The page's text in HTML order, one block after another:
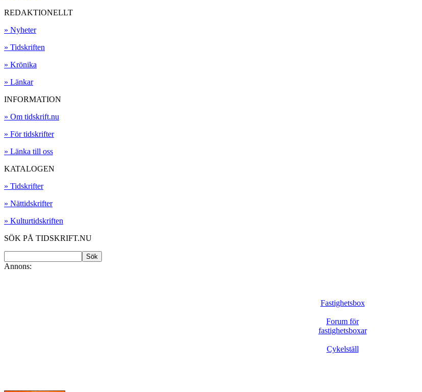
REDAKTIONELLT
» Nyheter
» Tidskriften
» Krönika
» Länkar
INFORMATION
» Om tidskrift.nu
» För tidskrifter
» Länka till oss
KATALOGEN
» Tidskrifter
» Nättidskrifter
» Kulturtidskriften
SÖK PÅ TIDSKRIFT.NU
Annons:
Fastighetsbox
Forum för
fastighetsboxar
Cykelställ